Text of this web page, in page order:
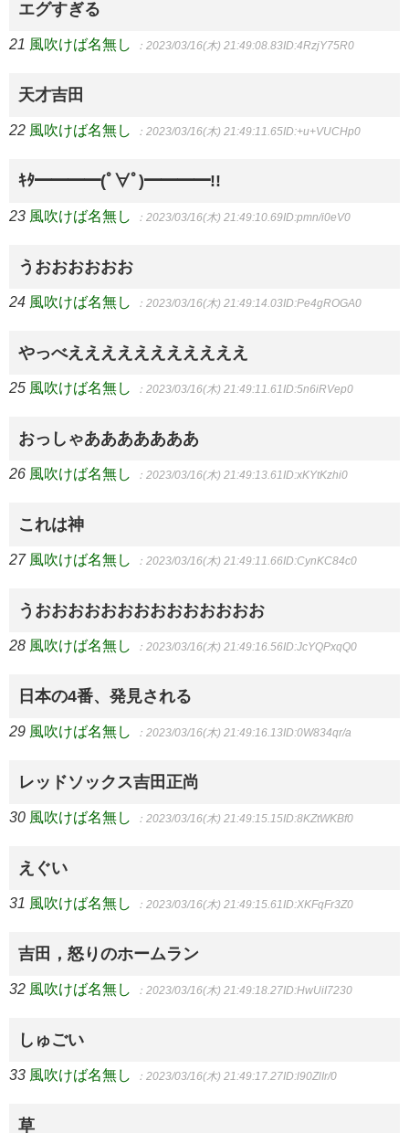
エグすぎる
21 風吹けば名無し ：2023/03/16(木) 21:49:08.83ID:4RzjY75R0
天才吉田
22 風吹けば名無し ：2023/03/16(木) 21:49:11.65ID:+u+VUCHp0
ｷﾀ━━━━(ﾟ∀ﾟ)━━━━!!
23 風吹けば名無し ：2023/03/16(木) 21:49:10.69ID:pmn/i0eV0
うおおおおおお
24 風吹けば名無し ：2023/03/16(木) 21:49:14.03ID:Pe4gROGA0
やっべえええええええええええ
25 風吹けば名無し ：2023/03/16(木) 21:49:11.61ID:5n6iRVep0
おっしゃあああああああ
26 風吹けば名無し ：2023/03/16(木) 21:49:13.61ID:xKYtKzhi0
これは神
27 風吹けば名無し ：2023/03/16(木) 21:49:11.66ID:CynKC84c0
うおおおおおおおおおおおおおお
28 風吹けば名無し ：2023/03/16(木) 21:49:16.56ID:JcYQPxqQ0
日本の4番、発見される
29 風吹けば名無し ：2023/03/16(木) 21:49:16.13ID:0W834qr/a
レッドソックス吉田正尚
30 風吹けば名無し ：2023/03/16(木) 21:49:15.15ID:8KZtWKBf0
えぐい
31 風吹けば名無し ：2023/03/16(木) 21:49:15.61ID:XKFqFr3Z0
吉田，怒りのホームラン
32 風吹けば名無し ：2023/03/16(木) 21:49:18.27ID:HwUiI7230
しゅごい
33 風吹けば名無し ：2023/03/16(木) 21:49:17.27ID:l90ZlIr/0
草